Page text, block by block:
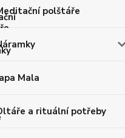
polštáře
Mala
a rituální potřeby